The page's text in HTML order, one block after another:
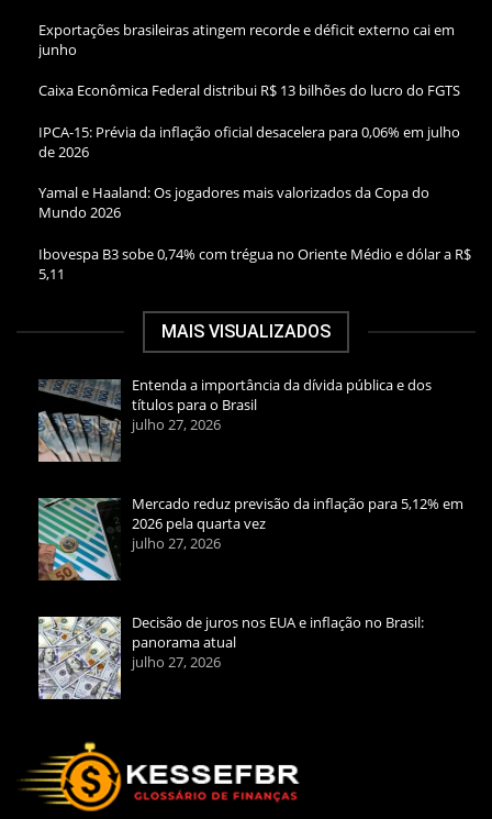
Exportações brasileiras atingem recorde e déficit externo cai em
junho
Caixa Econômica Federal distribui R$ 13 bilhões do lucro do FGTS
IPCA-15: Prévia da inflação oficial desacelera para 0,06% em julho
de 2026
Yamal e Haaland: Os jogadores mais valorizados da Copa do
Mundo 2026
Ibovespa B3 sobe 0,74% com trégua no Oriente Médio e dólar a R$
5,11
MAIS VISUALIZADOS
Entenda a importância da dívida pública e dos
títulos para o Brasil
julho 27, 2026
Mercado reduz previsão da inflação para 5,12% em
2026 pela quarta vez
julho 27, 2026
Decisão de juros nos EUA e inflação no Brasil:
panorama atual
julho 27, 2026